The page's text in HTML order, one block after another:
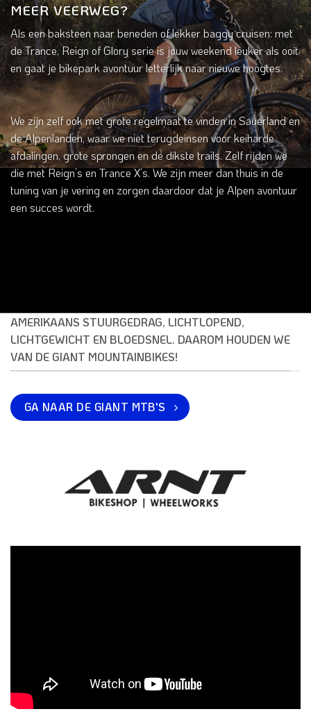
MEER VEERWEG?
Als een baksteen naar beneden of lekker baggy cruisen: met
de Trance, Reign of Glory serie is jouw weekend leuker als ooit
en gaat je bikepark avontuur letterlijk naar nieuwe hoogtes.
We zijn zelf ook met grote regelmaat te vinden in Sauerland en
de Alpenlanden, waar we niet terugdeinsen voor keiharde
afdalingen, grote sprongen en de dikste trails. Zelf rijden we
die met Reign’s en Trance X’s. We zijn meer dan thuis in de
tuning van je vering en zorgen daardoor dat je Alpen avontuur
een succes wordt.
AMERIKAANS STUURGEDRAG, LICHTLOPEND,
LICHTGEWICHT EN BLOEDSNEL. DAAROM HOUDEN WE
VAN DE GIANT MOUNTAINBIKES!
GA NAAR DE GIANT MTB'S